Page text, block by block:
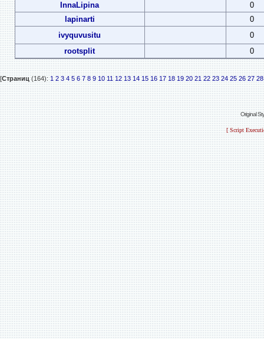
InnaLipina
0
lapinarti
0
ivyquvusitu
0
rootsplit
0
[Страниц(164):1 2 3 4 5 6 7 8 9 10 11 12 13 14 15 16 17 18 19 20 21 22 23 24 25 26 27 28
Original
[ Script